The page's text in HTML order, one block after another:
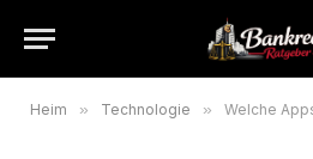
Heim » Technologie » Welche Apps helfen 2026 bei